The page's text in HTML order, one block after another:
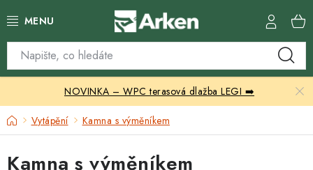
na
Skleníky
Zahradní přístřešky
Zahradní nábytek
NOVINKA – WPC terasová dlažba LEGI ➡️
DomůVytápění Kamna s výměníkem
Kamna s výměníkem